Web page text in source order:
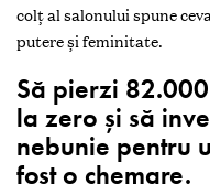
colț al salonului spune
putere și feminitate.
Să pierzi
la zero și să
nebunie pentru
fost o chemare.